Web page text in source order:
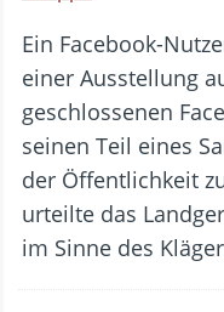
Ein Facebook-
einer Ausstellung
geschlossenen
seinen Teil eines
der Öffentlichkeit
urteilte das
im Sinne des